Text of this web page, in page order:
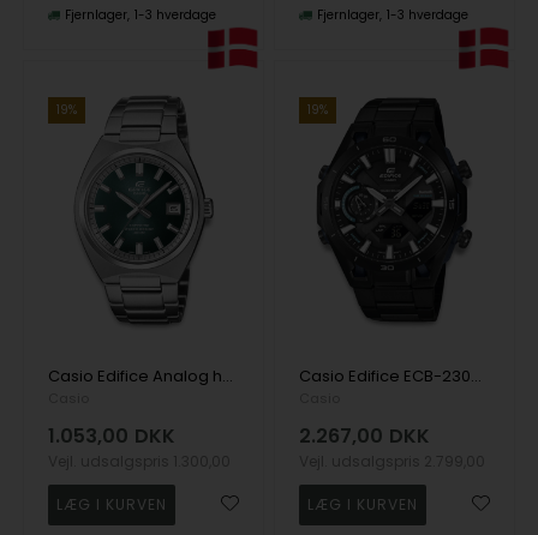
Fjernlager 1-3 hverdage Fjernlager 1-3 hverdage
19%
Casio Edifice Analog herreur
1.053,00 DKK
19%
Casio Edifice ECB-2300DC-1AEF Anadigi Herre m/lænke
2.267,00 DKK